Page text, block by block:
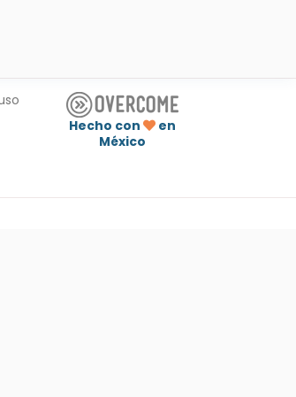
Hecho con
en
México